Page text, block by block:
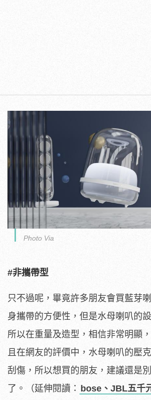
Photo Via
#非攜帶型
只不過呢，畢竟許多朋友會買藍芽
身攜帶的方便性，但是水母喇叭的
所以在重量及造型，相信非常明顯
且在網友的評價中，水母喇叭的壓
刮傷，所以想買的朋友，建議還是
了。（延伸閱讀： bose、JBL五千